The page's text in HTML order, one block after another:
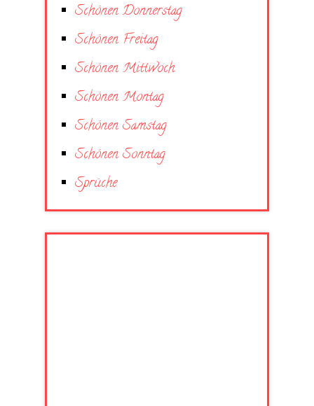
Schönen Donnerstag
Schönen Freitag
Schönen Mittwoch
Schönen Montag
Schönen Samstag
Schönen Sonntag
Sprüche